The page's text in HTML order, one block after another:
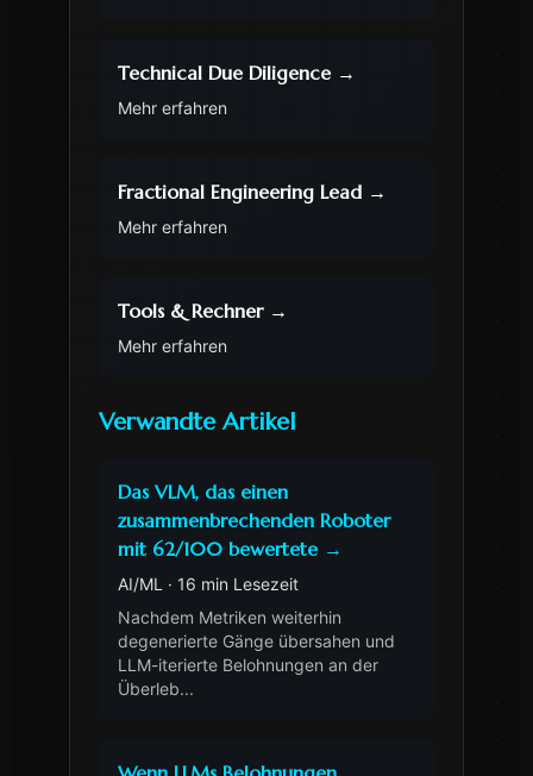
Technical Due Diligence →
Mehr erfahren
Fractional Engineering Lead →
Mehr erfahren
Tools & Rechner→
Mehr erfahren
Verwandte Artikel
Das VLM, das einen
zusammenbrechenden Roboter
mit 62/100 bewertete →
AI/ML · 16 min Lesezeit
Nachdem Metriken weiterhin
degenerierte Gänge übersahen und
LLM-iterierte Belohnungen an der
Überleb...